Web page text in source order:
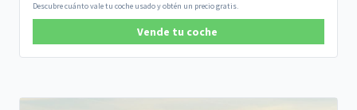
Descubre cuánto vale tu coche usado y obtén un precio gratis.
Vende tu coche